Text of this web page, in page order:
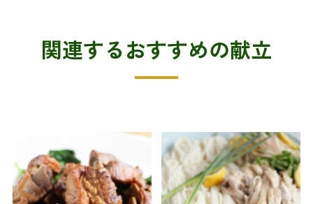
関連するおすすめの献立